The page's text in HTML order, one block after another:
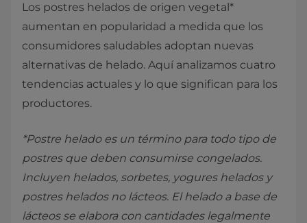
Los postres helados de origen vegetal*
aumentan en popularidad a medida que los
consumidores saludables adoptan nuevas
alternativas de helado. Aquí analizamos cuatro
tendencias actuales y lo que significan para los
productores.
*Postre helado es un término para todo tipo de
postres que deben consumirse congelados.
Incluyen helados, sorbetes, yogures helados y
postres helados no lácteos. El helado a base de
lácteos se elabora con cantidades legalmente